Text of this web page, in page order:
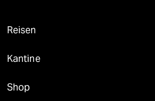
Reisen
Kantine
Shop